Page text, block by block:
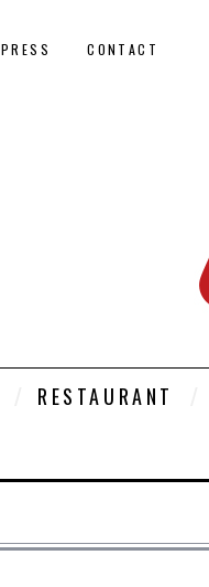
PRESS CONTACT
RESTAURANT